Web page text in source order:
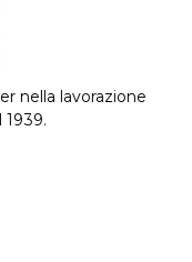
nella lavorazione